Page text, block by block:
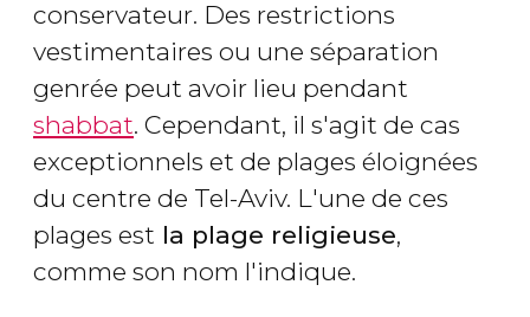
conservateur. Des restrictions
vestimentaires ou une séparation
genrée peut avoir lieu pendant
shabbat. Cependant, il s'agit de cas
exceptionnels et de plages éloignées
du centre de Tel-Aviv. L'une de ces
plages est la plage religieuse,
comme son nom l'indique.